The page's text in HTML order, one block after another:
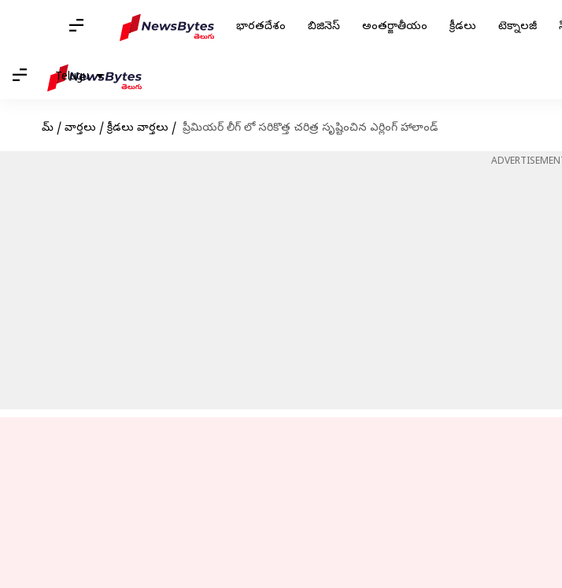
భారతదేశం బిజినెస్ అంతర్జాతీయం క్రీడలు టెక్నాలజీ
Telugu
హోమ్ / వార్తలు / క్రీడలు వార్తలు / ప్రీమియర్ లీగ్ లో సరికొత్త చరిత్ర సృష్టించిన ఎర్లింగ్ హాలాండ్